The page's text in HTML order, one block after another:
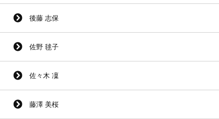
後藤 志保
佐野 毬子
佐々木 凜
藤澤 美桜